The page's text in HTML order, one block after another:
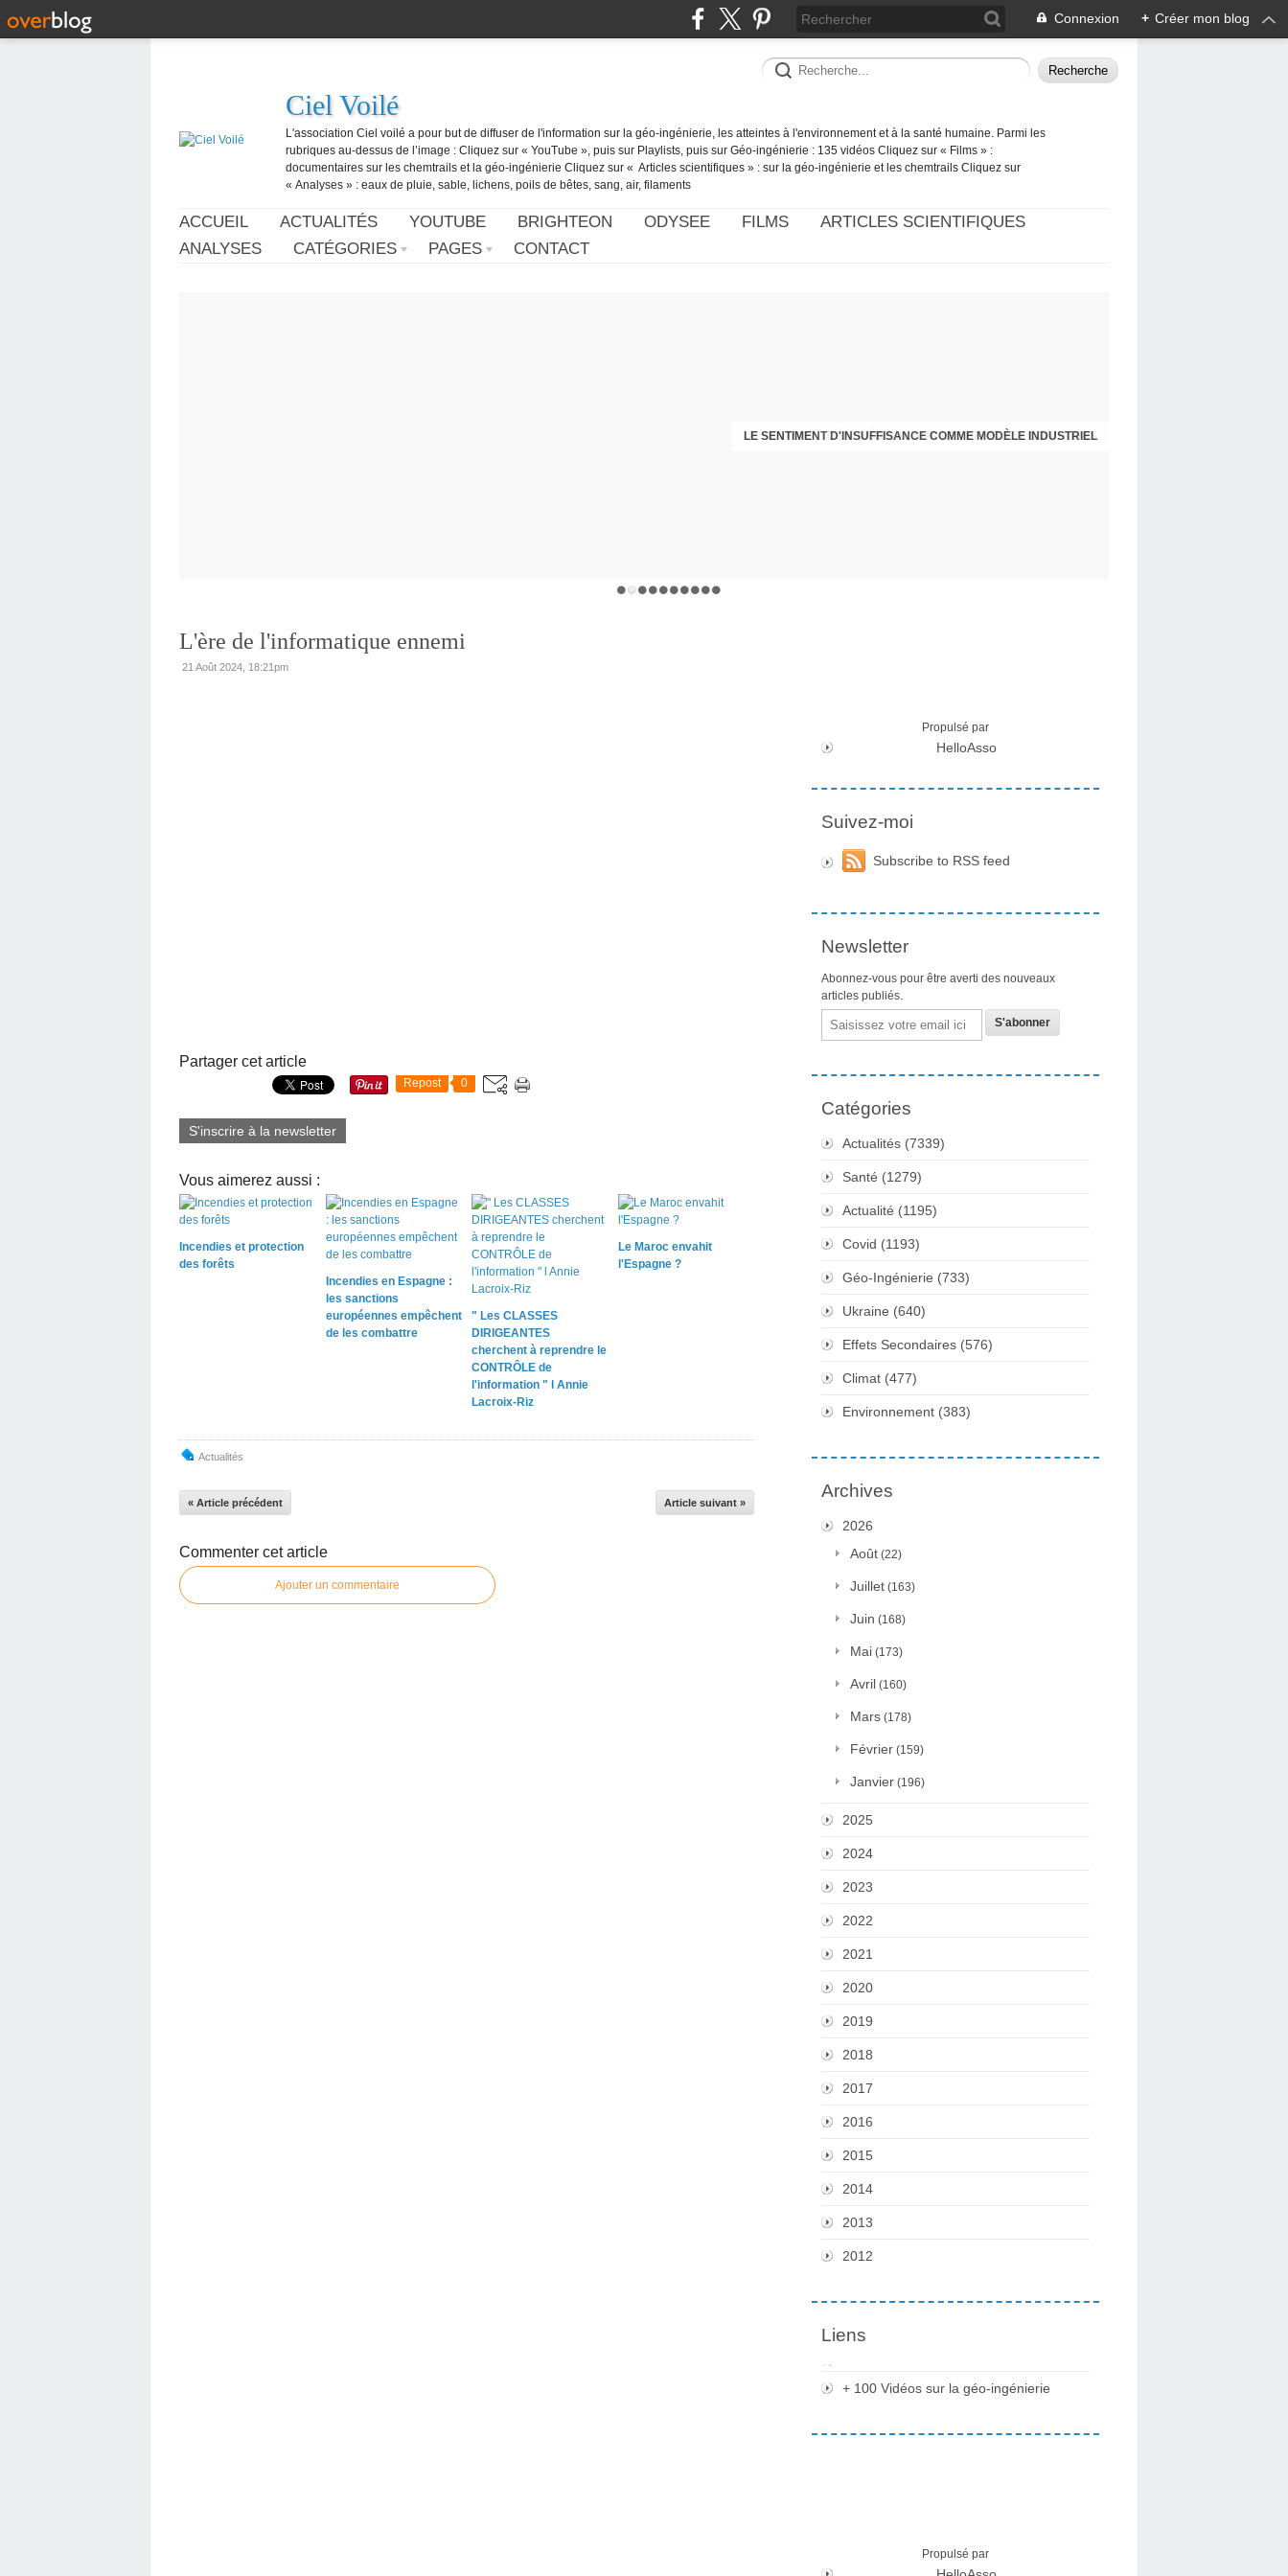
Connexion + Créer mon blog
Ciel Voilé
L'association Ciel voilé a pour but de diffuser de l'information sur la géo-ingénierie, les atteintes à l'environnement et à la santé humaine. Parmi les
rubriques au-dessus de l’image : Cliquez sur « YouTube », puis sur Playlists, puis sur Géo-ingénierie : 135 vidéos Cliquez sur « Films » :
documentaires sur les chemtrails et la géo-ingénierie Cliquez sur « Articles scientifiques » : sur la géo-ingénierie et les chemtrails Cliquez sur
« Analyses » : eaux de pluie, sable, lichens, poils de bêtes, sang, air, filaments
ACCUEIL ACTUALITÉS YOUTUBE BRIGHTEON ODYSEE FILMS
ARTICLES SCIENTIFIQUES
ANALYSES
CATÉGORIES PAGES CONTACT
LE SENTIMENT D'INSUFFISANCE COMME MODÈLE INDUSTRIEL
DÉNI MÉDICAL SUR LES EFFETS SECONDAIRES
L'ère de l'informatique ennemi
21 Août 2024, 18:21pm
Partager cet article
Repost 0
S'inscrire à la newsletter
Vous aimerez aussi :
Incendies et protection
des forêts
Incendies en Espagne :
les sanctions
européennes empêchent
de les combattre
" Les CLASSES
DIRIGEANTES
cherchent à reprendre le
CONTRÔLE de
l'information " l Annie
Lacroix-Riz
Le Maroc envahit
l'Espagne ?
Actualités
« Article précédent Article suivant »
Commenter cet article
Ajouter un commentaire
Propulsé par
HelloAsso
Suivez-moi
Subscribe to RSS feed
Newsletter
Abonnez-vous pour être averti des nouveaux
articles publiés.
Email
Catégories
Actualités (7339)
Santé (1279)
Actualité (1195)
Covid (1193)
Géo-Ingénierie (733)
Ukraine (640)
Effets Secondaires (576)
Climat (477)
Environnement (383)
Archives
2026
Août (22)
Juillet (163)
Juin (168)
Mai (173)
Avril (160)
Mars (178)
Février (159)
Janvier (196)
2025
2024
2023
2022
2021
2020
2019
2018
2017
2016
2015
2014
2013
2012
Liens
+ 100 Vidéos sur la géo-ingénierie
Propulsé par